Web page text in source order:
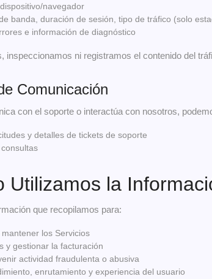
navegador
banda, duración de sesión, tipo de tráfico (solo
e información de diagnóstico
inspeccionamos ni registramos el contenido del
Comunicación
con el soporte o interactúa con nosotros,
y detalles de tickets de soporte
Utilizamos la
que recopilamos para:
los Servicios
y gestionar la facturación
actividad fraudulenta o abusiva
enrutamiento y experiencia del usuario